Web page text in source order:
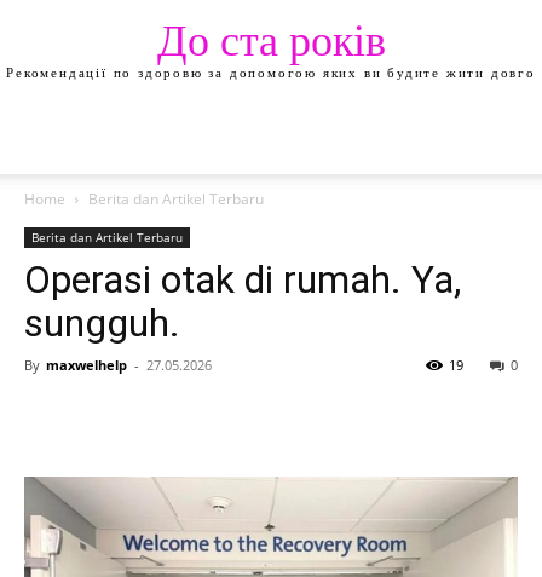
До ста років
Рекомендації по здоровю за допомогою яких ви будите жити довго
Home Berita dan Artikel Terbaru
Berita dan Artikel Terbaru
Operasi otak di rumah. Ya,
sungguh.
By maxwelhelp - 27.05.2026 0
19